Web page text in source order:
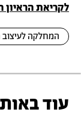
לקריאת הראיון
המחלקה לעיצוב
עוד